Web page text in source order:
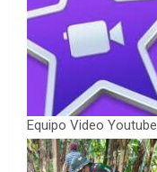
Equipo Video Youtube